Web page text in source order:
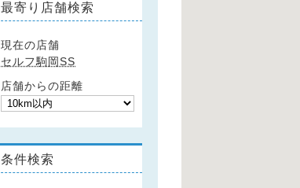
最寄り店舗検索
現在の店舗
セルフ駒岡SS
店舗からの距離
条件検索